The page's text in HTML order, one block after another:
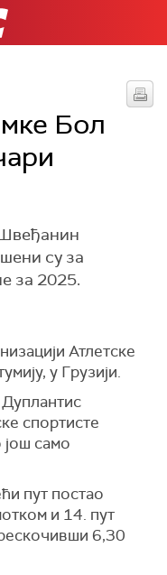
Бол
су за
за 2025.
Атлетске
у Грузији.
спортисте
још само
пут постао
и 14. пут
6,30